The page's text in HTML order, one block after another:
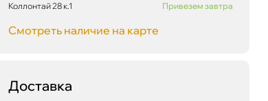
46 (20л) 1935
Коллонтай 28 к.1
Привезем завтра
Смотреть наличие на карте
Доставка